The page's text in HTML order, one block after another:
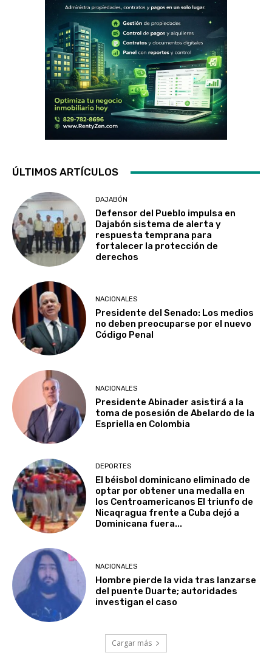
ÚLTIMOS ARTÍCULOS
DAJABÓN
Defensor del Pueblo impulsa en
Dajabón sistema de alerta y
respuesta temprana para
fortalecer la protección de
derechos
NACIONALES
Presidente del Senado: Los medios
no deben preocuparse por el nuevo
Código Penal
NACIONALES
Presidente Abinader asistirá a la
toma de posesión de Abelardo de la
Espriella en Colombia
DEPORTES
El béisbol dominicano eliminado de
optar por obtener una medalla en
los Centroamericanos El triunfo de
Nicaqragua frente a Cuba dejó a
Dominicana fuera...
NACIONALES
Hombre pierde la vida tras lanzarse
del puente Duarte; autoridades
investigan el caso
Cargar más